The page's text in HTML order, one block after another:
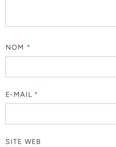
NOM *
E-MAIL *
SITE WEB